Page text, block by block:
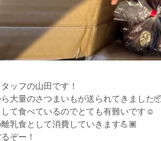
ッフの山田です！
大量のさつまいもが送られてきました
て食べているのでとても有難いです☺️
乳食として消費していきます💪🏾
ぞー！